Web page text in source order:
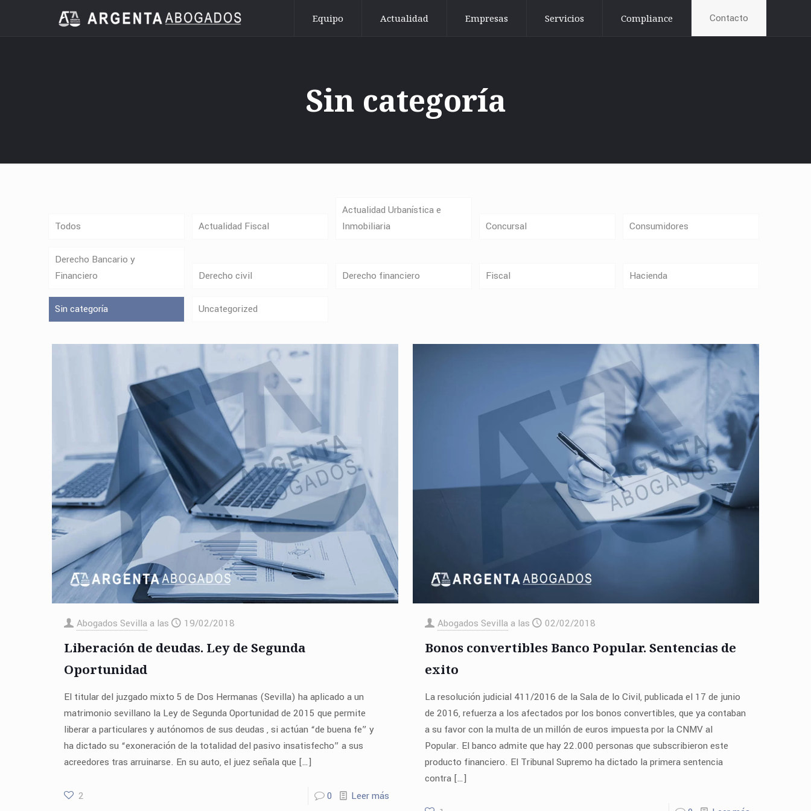
Equipo Actualidad Empresas Servicios Compliance Contacto
Sin categoría
Todos Actualidad Fiscal
Actualidad Urbanística e
Inmobiliaria
Concursal Consumidores
Derecho Bancario y
Financiero
Derecho civil Derecho financiero Fiscal Hacienda
Sin categoría Uncategorized
Abogados Sevilla a las 19/02/2018
Liberación de deudas. Ley de Segunda
Oportunidad
El titular del juzgado mixto 5 de Dos Hermanas (Sevilla) ha aplicado a un
matrimonio sevillano la Ley de Segunda Oportunidad de 2015 que permite
liberar a particulares y autónomos de sus deudas , si actúan “de buena fe” y
ha dictado su “exoneración de la totalidad del pasivo insatisfecho” a sus
acreedores tras arruinarse. En su auto, el juez señala que […]
2 0 Leer más
Abogados Sevilla a las 02/02/2018
Bonos convertibles Banco Popular. Sentencias de
exito
La resolución judicial 411/2016 de la Sala de lo Civil, publicada el 17 de junio
de 2016, refuerza a los afectados por los bonos convertibles, que ya contaban
a su favor con la multa de un millón de euros impuesta por la CNMV al
Popular. El banco admite que hay 22.000 personas que subscribieron este
producto financiero. El Tribunal Supremo ha dictado la primera sentencia
contra[…]